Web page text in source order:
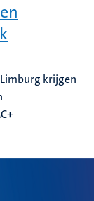
krijgen